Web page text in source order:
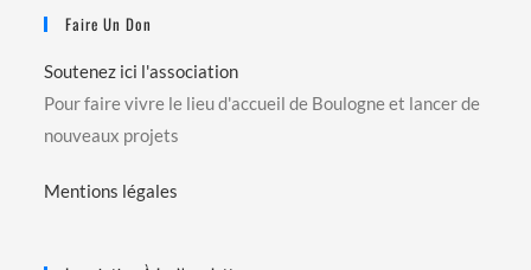
Faire Un Don
Soutenez ici l'association
Pour faire vivre le lieu d'accueil de Boulogne et lancer de
nouveaux projets
Mentions légales